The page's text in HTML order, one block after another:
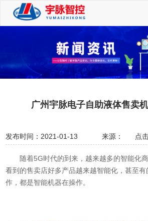
广州宇脉电子自助液体售卖
发布时间：2021-01-13 来源： 点
随着5G时代的到来，越来越多的智能化
看到的售卖店好多产品越来越智能化，甚至
作，都是智能机器在操作。